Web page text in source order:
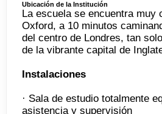
Ubicación de la Institución
La escuela se encuentra muy
Oxford, a 10 minutos
del centro de Londres, tan
de la vibrante capital de
Instalaciones
· Sala de estudio totalmente
asistencia y supervisión